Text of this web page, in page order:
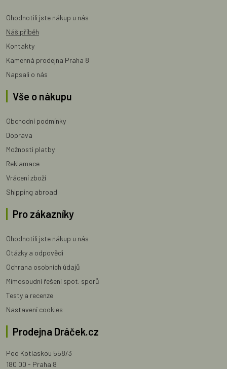
Ohodnotili jste nákup u nás
Náš příběh
Kontakty
Kamenná prodejna Praha 8
Napsali o nás
Vše o nákupu
Obchodní podmínky
Doprava
Možnosti platby
Reklamace
Vrácení zboží
Shipping abroad
Pro zákazníky
Ohodnotili jste nákup u nás
Otázky a odpovědi
Ochrana osobních údajů
Mimosoudní řešení spot. sporů
Testy a recenze
Nastavení cookies
Prodejna Dráček.cz
Pod Kotlaskou 558/3
180 00 - Praha 8